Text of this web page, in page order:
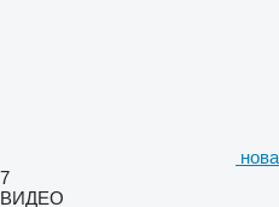
7
ВИДЕО